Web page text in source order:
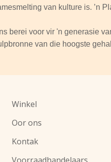
van kulture is. ’n
berei voor vir 'n generasie
van die hoogste
Winkel
Oor ons
Kontak